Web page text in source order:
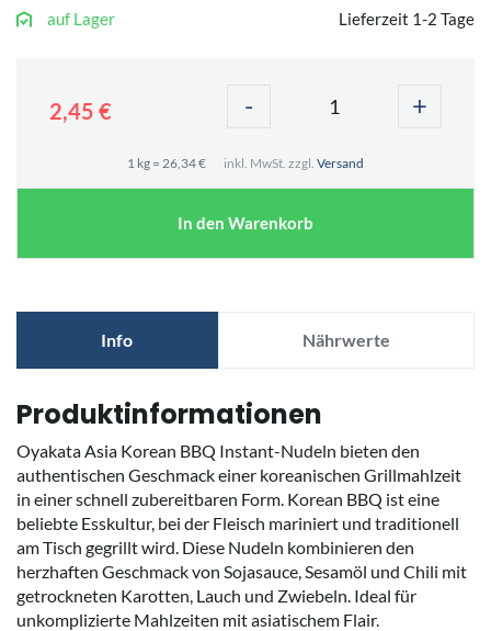
auf Lager Lieferzeit 1-2 Tage
2,45 € - +
1 kg = 26,34 € inkl. MwSt. zzgl. Versand
In den Warenkorb
Info Nährwerte
Produktinformationen
Oyakata Asia Korean BBQ Instant-Nudeln bieten den
authentischen Geschmack einer koreanischen Grillmahlzeit
in einer schnell zubereitbaren Form. Korean BBQ ist eine
beliebte Esskultur, bei der Fleisch mariniert und traditionell
am Tisch gegrillt wird. Diese Nudeln kombinieren den
herzhaften Geschmack von Sojasauce, Sesamöl und Chili mit
getrockneten Karotten, Lauch und Zwiebeln. Ideal für
unkomplizierte Mahlzeiten mit asiatischem Flair.